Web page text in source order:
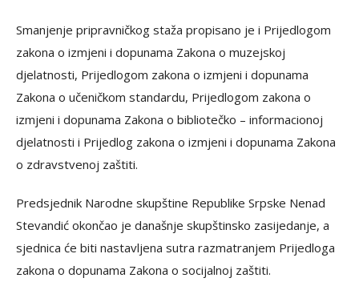
Smanjenje pripravničkog staža propisano je i Prijedlogom
zakona o izmjeni i dopunama Zakona o muzejskoj
djelatnosti, Prijedlogom zakona o izmjeni i dopunama
Zakona o učeničkom standardu, Prijedlogom zakona o
izmjeni i dopunama Zakona o bibliotečko – informacionoj
djelatnosti i Prijedlog zakona o izmjeni i dopunama Zakona
o zdravstvenoj zaštiti.
Predsjednik Narodne skupštine Republike Srpske Nenad
Stevandić okončao je današnje skupštinsko zasijedanje, a
sjednica će biti nastavljena sutra razmatranjem Prijedloga
zakona o dopunama Zakona o socijalnoj zaštiti.